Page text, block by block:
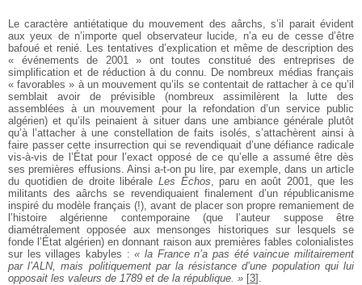
Le caractère antiétatique du mouvement des aârchs, s’il parait évident
aux yeux de n’importe quel observateur lucide, n’a eu de cesse d’être
bafoué et renié. Les tentatives d’explication et même de description des
« événements de 2001 » ont toutes constitué des entreprises de
simplification et de réduction à du connu. De nombreux médias français
« favorables » à un mouvement qu’ils se contentait de rattacher à ce qu’il
semblait avoir de prévisible (nombreux assimilèrent la lutte des
assemblées à un mouvement pour la refondation d’un service public
algérien) et qu’ils peinaient à situer dans une ambiance générale plutôt
qu’à l’attacher à une constellation de faits isolés, s’attachèrent ainsi à
faire passer cette insurrection qui se revendiquait d’une défiance radicale
vis-à-vis de l’État pour l’exact opposé de ce qu’elle a assumé être dès
ses premières effusions. Ainsi a-t-on pu lire, par exemple, dans un article
du quotidien de droite libérale Les Échos , paru en août 2001, que les
militants des aârchs se revendiquaient finalement d’un républicanisme
inspiré du modèle français (!), avant de placer son propre remaniement de
l’histoire algérienne contemporaine (que l’auteur suppose être
diamétralement opposée aux mensonges historiques sur lesquels se
fonde l’État algérien) en donnant raison aux premières fables colonialistes
sur les villages kabyles :« la France n’a pas été vaincue militairement
par l’ALN, mais politiquement par la résistance d’une population qui lui
opposait les valeurs de 1789 et de la république. » [3]